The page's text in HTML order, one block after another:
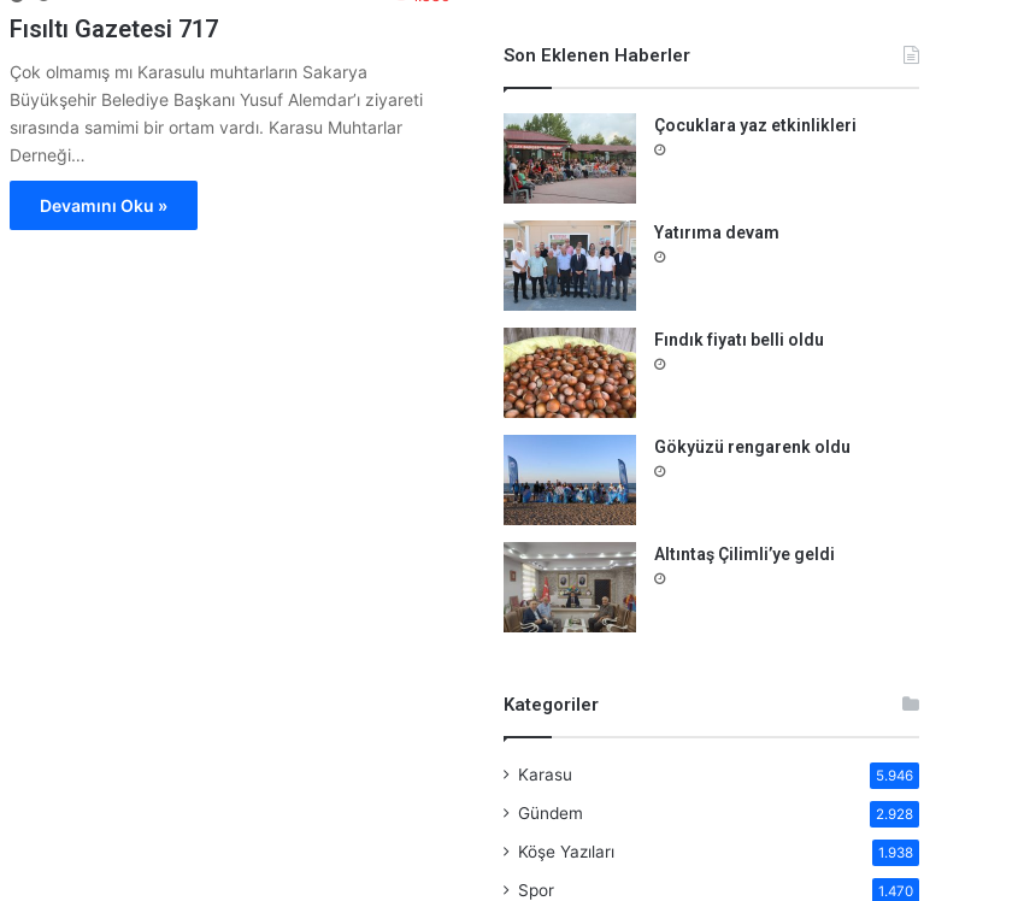
Fısıltı Gazetesi 717
Çok olmamış mı Karasulu muhtarların Sakarya
Büyükşehir Belediye Başkanı Yusuf Alemdar’ı ziyareti
sırasında samimi bir ortam vardı. Karasu Muhtarlar
Derneği…
Devamını Oku »
Son Eklenen Haberler
Çocuklara yaz etkinlikleri
Yatırıma devam
Fındık fiyatı belli oldu
Gökyüzü rengarenk oldu
Altıntaş Çilimli’ye geldi
Kategoriler
Karasu 5.946
Gündem 2.928
Köşe Yazıları 1.938
Spor 1.470